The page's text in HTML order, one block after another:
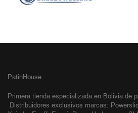
PatinHouse
Primera tienda especializada en Bolivia de
Distribuidores exclusivos marcas: